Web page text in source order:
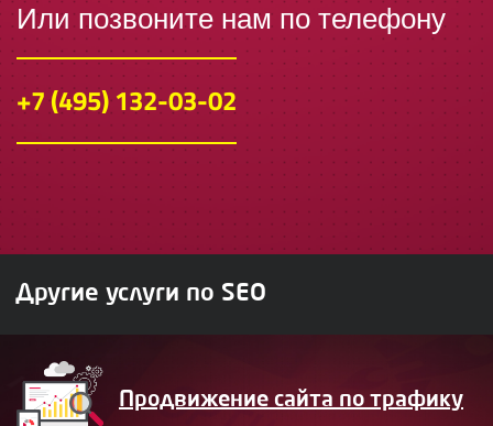
Или позвоните нам по телефону
+7 (495) 132-03-02
Другие услуги по SEO
Продвижение сайта по трафику